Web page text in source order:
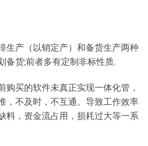
生产（以销定产）和备货生产两种
备货;前者多有定制非标性质.
购买的软件未真正实现一体化管，
，不及时，不互通。导致工作效率
料，资金流占用，损耗过大等一系